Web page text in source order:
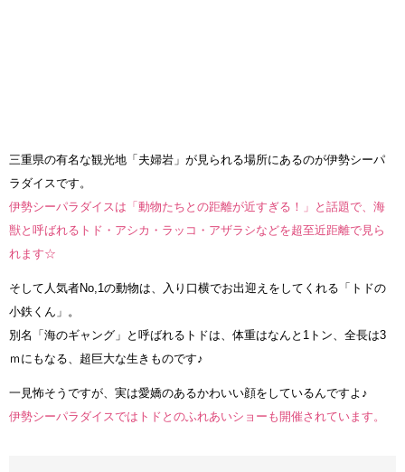
三重県の有名な観光地「夫婦岩」が見られる場所にあるのが伊勢シーパ
ラダイスです。
伊勢シーパラダイスは「動物たちとの距離が近すぎる！」と話題で、海
獣と呼ばれるトド・アシカ・ラッコ・アザラシなどを超至近距離で見ら
れます☆
そして人気者No,1の動物は、入り口横でお出迎えをしてくれる「トドの
小鉄くん」。
別名「海のギャング」と呼ばれるトドは、体重はなんと1トン、全長は3
ｍにもなる、超巨大な生きものです♪
一見怖そうですが、実は愛嬌のあるかわいい顔をしているんですよ♪
伊勢シーパラダイスではトドとのふれあいショーも開催されています。